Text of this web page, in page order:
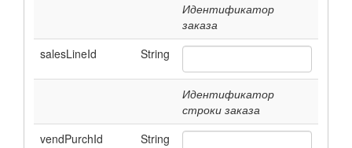
Идентификатор
заказа
salesLineId
String
Идентификатор
строки заказа
vendPurchId
String